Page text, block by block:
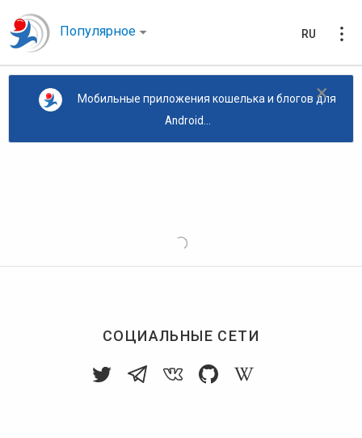
Популярное RU
×
Мобильные приложения кошелька и блогов для
Android...
СОЦИАЛЬНЫЕ СЕТИ